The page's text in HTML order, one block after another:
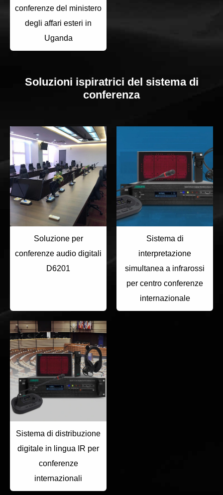
conferenze del ministero
degli affari esteri in
Uganda
Soluzioni ispiratrici del sistema di
conferenza
Soluzione per
conferenze audio digitali
D6201
Sistema di
interpretazione
simultanea a infrarossi
per centro conferenze
internazionale
Sistema di distribuzione
digitale in lingua IR per
conferenze
internazionali